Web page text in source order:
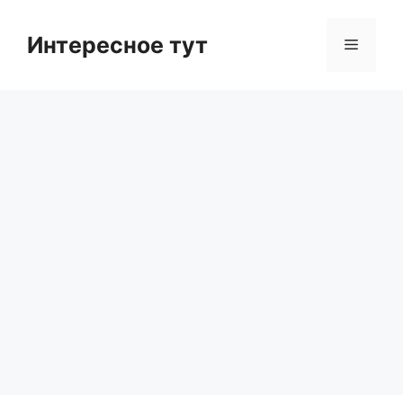
contentИнтересное тут Menu